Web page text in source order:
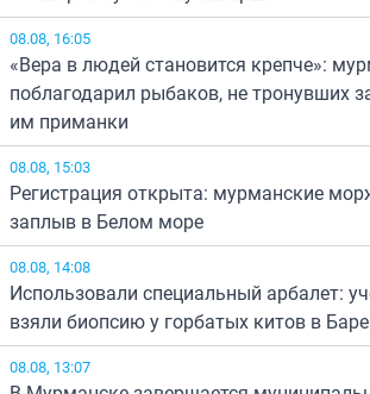
08.08, 16:05
«Вера в людей становится крепче»:
поблагодарил рыбаков, не тронувших
им приманки
08.08, 15:03
Регистрация открыта: мурманские
заплыв в Белом море
08.08, 14:08
Использовали специальный арбалет:
взяли биопсию у горбатых китов в
08.08, 13:07